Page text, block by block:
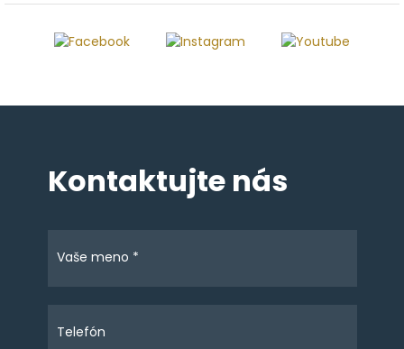
Kontaktujte nás
Vaše meno *
Telefón